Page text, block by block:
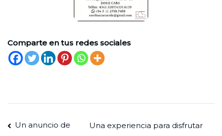
Comparte en tus redes sociales
Navegación
Un anuncio de
Una experiencia para disfrutar